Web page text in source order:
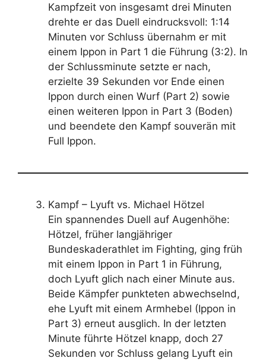
Kampfzeit von insgesamt drei Minuten
drehte er das Duell eindrucksvoll: 1:14
Minuten vor Schluss übernahm er mit
einem Ippon in Part 1 die Führung (3:2). In
der Schlussminute setzte er nach,
erzielte 39 Sekunden vor Ende einen
Ippon durch einen Wurf (Part 2) sowie
einen weiteren Ippon in Part 3 (Boden)
und beendete den Kampf souverän mit
Full Ippon.
Kampf – Lyuft vs. Michael Hötzel
Ein spannendes Duell auf Augenhöhe:
Hötzel, früher langjähriger
Bundeskaderathlet im Fighting, ging früh
mit einem Ippon in Part 1 in Führung,
doch Lyuft glich nach einer Minute aus.
Beide Kämpfer punkteten abwechselnd,
ehe Lyuft mit einem Armhebel (Ippon in
Part 3) erneut ausglich. In der letzten
Minute führte Hötzel knapp, doch 27
Sekunden vor Schluss gelang Lyuft ein